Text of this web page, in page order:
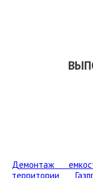
Демонтаж
территории